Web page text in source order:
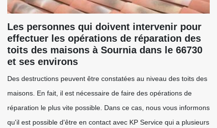
Les personnes qui doivent intervenir pour
effectuer les opérations de réparation des
toits des maisons à Sournia dans le 66730
et ses environs
Des destructions peuvent être constatées au niveau des toits des
maisons. En fait, il est nécessaire de faire des opérations de
réparation le plus vite possible. Dans ce cas, nous vous informons
qu'il est possible d'être en contact avec KP Service qui a plusieurs